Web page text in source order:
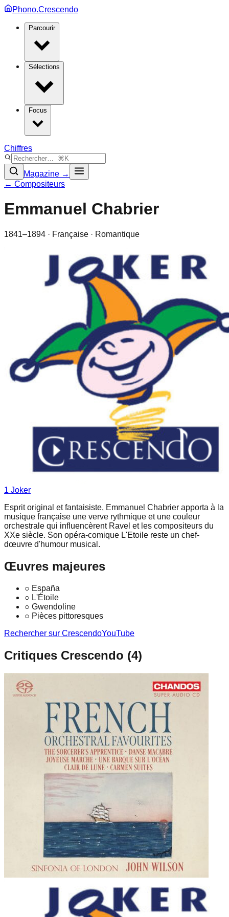
Phono.Crescendo
Parcourir
Sélections
Focus
Chiffres
Magazine →
← Compositeurs
Emmanuel Chabrier
1841–1894 · Française · Romantique
1 Joker
Esprit original et fantaisiste, Emmanuel Chabrier apporta à la
musique française une verve rythmique et une couleur
orchestrale qui influencèrent Ravel et les compositeurs du
XXe siècle. Son opéra-comique L'Etoile reste un chef-
dœuvre d'humour musical.
Œuvres majeures
○ España
○ L'Étoile
○ Gwendoline
○ Pièces pittoresques
Rechercher sur CrescendoYouTube
Critiques Crescendo (4)